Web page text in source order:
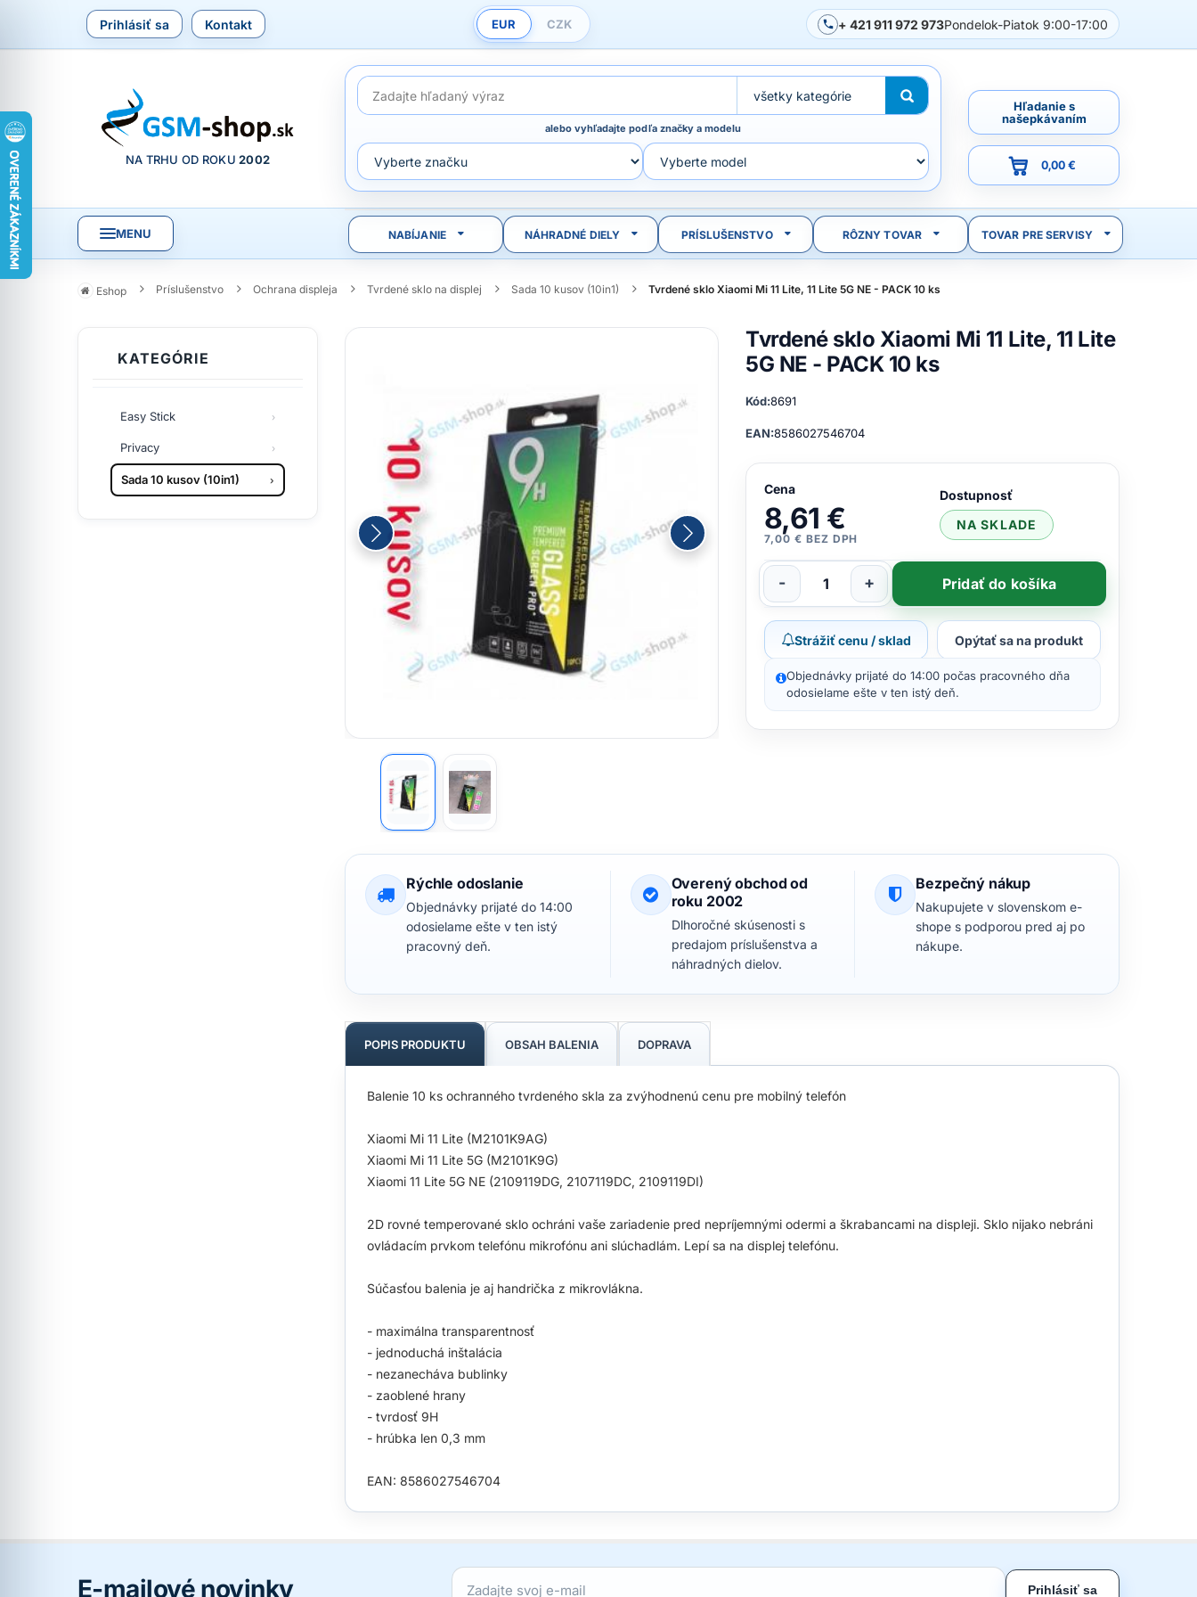
Prihlásiť sa Kontakt EUR CZK + 421 911 972 973Pondelok-Piatok 9:00-17:00
NA TRHU OD ROKU2002
alebo vyhľadajte podľa značky a modelu
Hľadanie s
našepkávaním
0,00 €
MENU NABÍJANIE NÁHRADNÉ DIELY PRÍSLUŠENSTVO RÔZNY TOVAR TOVAR PRE SERVISY
Eshop Príslušenstvo Ochrana displeja Tvrdené sklo na displej Sada 10 kusov (10in1) Tvrdené sklo Xiaomi Mi 11 Lite, 11 Lite 5G NE - PACK 10 ks
KATEGÓRIE
Easy Stick
Privacy
Sada 10 kusov (10in1)
Tvrdené sklo Xiaomi Mi 11 Lite, 11 Lite
5G NE - PACK 10 ks
Kód:8691
EAN:8586027546704
Cena
8,61 €
7,00 € BEZ DPH
Dostupnosť
NA SKLADE
- + Pridať do košíka
Strážiť cenu / sklad Opýtať sa na produkt
Objednávky prijaté do 14:00 počas pracovného dňa
odosielame ešte v ten istý deň.
Rýchle odoslanie
Objednávky prijaté do 14:00
odosielame ešte v ten istý
pracovný deň.
Overený obchod od
roku 2002
Dlhoročné skúsenosti s
predajom príslušenstva a
náhradných dielov.
Bezpečný nákup
Nakupujete v slovenskom e-
shope s podporou pred aj po
nákupe.
POPIS PRODUKTU OBSAH BALENIA DOPRAVA
Balenie 10 ks ochranného tvrdeného skla za zvýhodnenú cenu pre mobilný telefón
Xiaomi Mi 11 Lite (M2101K9AG)
Xiaomi Mi 11 Lite 5G (M2101K9G)
Xiaomi 11 Lite 5G NE (2109119DG, 2107119DC, 2109119DI)
2D rovné temperované sklo ochráni vaše zariadenie pred nepríjemnými odermi a škrabancami na displeji. Sklo nijako nebráni
ovládacím prvkom telefónu mikrofónu ani slúchadlám. Lepí sa na displej telefónu.
Súčasťou balenia je aj handrička z mikrovlákna.
- maximálna transparentnosť
- jednoduchá inštalácia
- nezanecháva bublinky
- zaoblené hrany
- tvrdosť 9H
- hrúbka len 0,3 mm
EAN: 8586027546704
E-mailové novinky Prihlásiť sa